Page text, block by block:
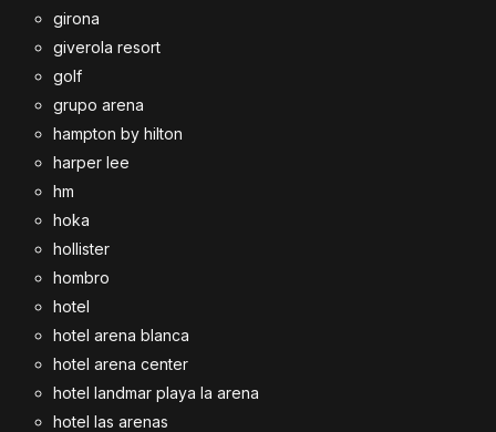
girona
giverola resort
golf
grupo arena
hampton by hilton
harper lee
hm
hoka
hollister
hombro
hotel
hotel arena blanca
hotel arena center
hotel landmar playa la arena
hotel las arenas